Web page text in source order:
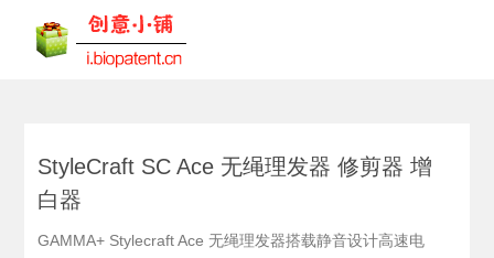
StyleCraft SC Ace 无绳理发器 修剪器 增
白器
GAMMA+ Stylecraft Ace 无绳理发器搭载静音设计高速电